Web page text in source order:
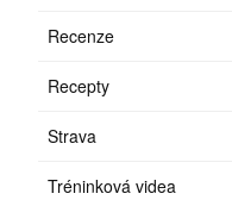
Recenze
Recepty
Strava
Tréninková videa